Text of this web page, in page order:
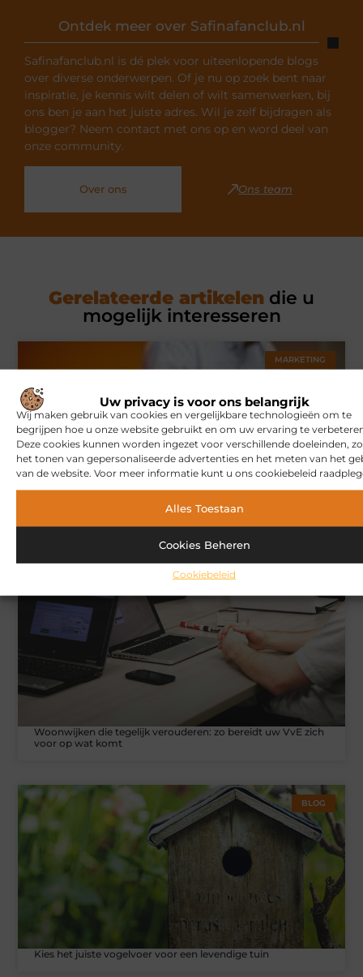
Uw privacy is voor ons belangrijk
Wij maken gebruik van cookies en vergelijkbare technologieën om te
begrijpen hoe u onze website gebruikt en om uw ervaring te
Deze cookies kunnen worden ingezet voor verschillende doeleinden,
het tonen van gepersonaliseerde advertenties en het meten van het
van de website. Voor meer informatie kunt u ons cookiebeleid
Alles Toestaan
Cookies Beheren
Cookiebeleid
Ontdek meer over Safinafanclub.nl
Safinafanclub.nl is dé plek voor uiteenlopende blogs
over diverse onderwerpen. Of je nu op zoek bent naar
inspiratie, je kennis wilt delen of wilt samenwerken, bij
ons ben je aan het juiste adres. Wil je zelf bijdragen als
blogger? Neem contact met ons op en word deel van
onze community.
Over ons Ons team
Gerelateerde artikelen die u
mogelijk interesseren
MARKETING
Hoe u een webshop laat bouwen die klaar is voor
Woonwijken die tegelijk verouderen: zo bereidt uw VvE zich
voor op wat komt
BLOG
Kies het juiste vogelvoer voor een levendige tuin